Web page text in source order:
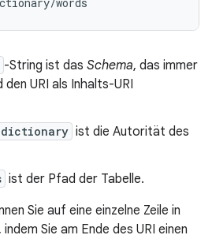
-String ist das Schema, das immer
URI als Inhalts-URI
ist die Autorität des
ist der Pfad der Tabelle.
Sie auf eine einzelne Zeile in
Sie am Ende des URI einen